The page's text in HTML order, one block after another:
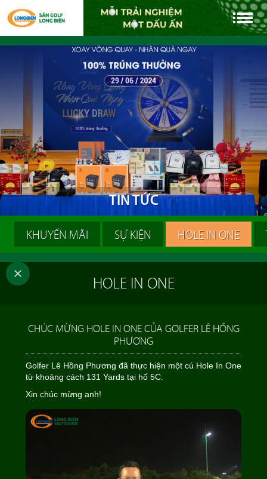
TINTỨC
KHUYẾN MÃI SỰ KIỆN HOLE IN ONE
HOLE IN ONE
CHÚC MỪNG HOLE IN ONE CỦA GOLFER LÊ HỒNG
PHƯƠNG
Golfer Lê Hồng Phương đã thực hiện một cú Hole In One
từ khoảng cách 131 Yards tại hố 5C.
Xin chúc mừng anh!